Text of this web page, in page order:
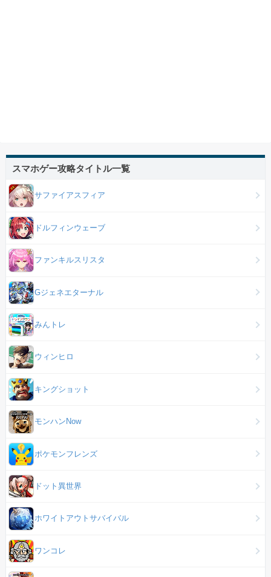
スマホゲー攻略タイトル一覧
サファイアスフィア
ドルフィンウェーブ
ファンキルスリスタ
Gジェネエターナル
みんトレ
ウィンヒロ
キングショット
モンハンNow
ポケモンフレンズ
ドット異世界
ホワイトアウトサバイバル
ワンコレ